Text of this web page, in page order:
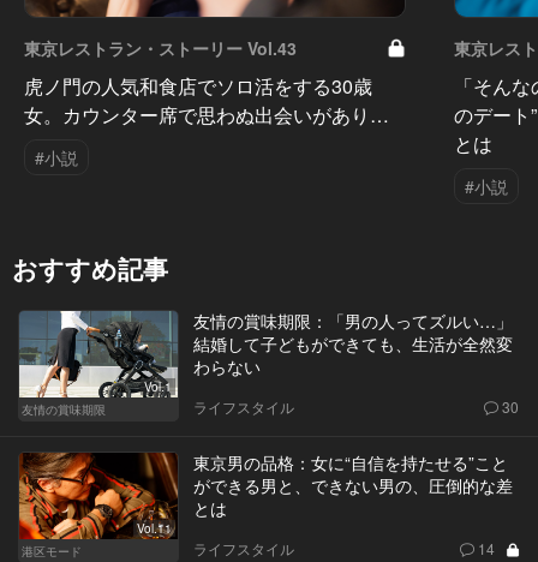
東京レストラン・ストーリー Vol.43
虎ノ門の人気和食店でソロ活をする30歳
女。カウンター席で思わぬ出会いがあり…
#小説
東京レス
「そん
のデート
とは
#小説
おすすめ記事
Vol.1
友情の賞味期限
友情の賞味期限：「男の人ってズルい…」
結婚して子どもができても、生活が全然変
わらない
ライフスタイル 30
Vol.11
港区モード
東京男の品格：女に“自信を持たせる”こと
ができる男と、できない男の、圧倒的な差
とは
ライフスタイル 14